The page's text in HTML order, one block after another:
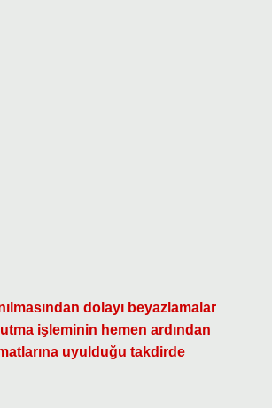
dolayı beyazlamalar
işleminin hemen ardından
uyulduğu takdirde